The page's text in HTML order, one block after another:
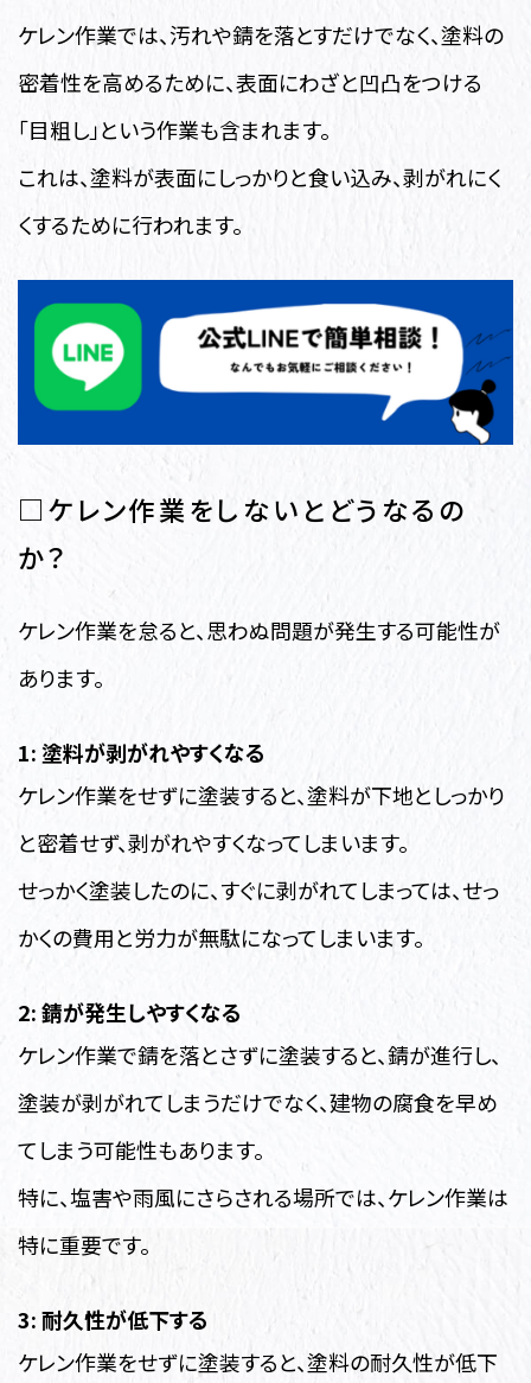
ケレン作業では、汚れや錆を落とすだけでなく、塗料の
密着性を高めるために、表面にわざと凹凸をつける
「目粗し」という作業も含まれます。
これは、塗料が表面にしっかりと食い込み、剥がれにく
くするために行われます。
□ケレン作業をしないとどうなるの
か？
ケレン作業を怠ると、思わぬ問題が発生する可能性が
あります。
1: 塗料が剥がれやすくなる
ケレン作業をせずに塗装すると、塗料が下地としっかり
と密着せず、剥がれやすくなってしまいます。
せっかく塗装したのに、すぐに剥がれてしまっては、せっ
かくの費用と労力が無駄になってしまいます。
2: 錆が発生しやすくなる
ケレン作業で錆を落とさずに塗装すると、錆が進行し、
塗装が剥がれてしまうだけでなく、建物の腐食を早め
てしまう可能性もあります。
特に、塩害や雨風にさらされる場所では、ケレン作業は
特に重要です。
3: 耐久性が低下する
ケレン作業をせずに塗装すると、塗料の耐久性が低下